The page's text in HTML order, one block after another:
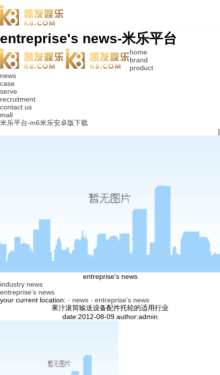
entreprise's news-米乐平台
home
brand
product
news
case
serve
recruitment
contact us
mall
米乐平台-m6米乐安卓版下载
|
entreprise's news
industry news
entreprise's news
your current location: · news · entreprise's news
果汁滚筒输送设备配件托轮的适用行业
date:2012-08-09 author:admin